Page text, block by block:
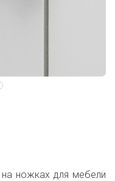
на ножках для мебели